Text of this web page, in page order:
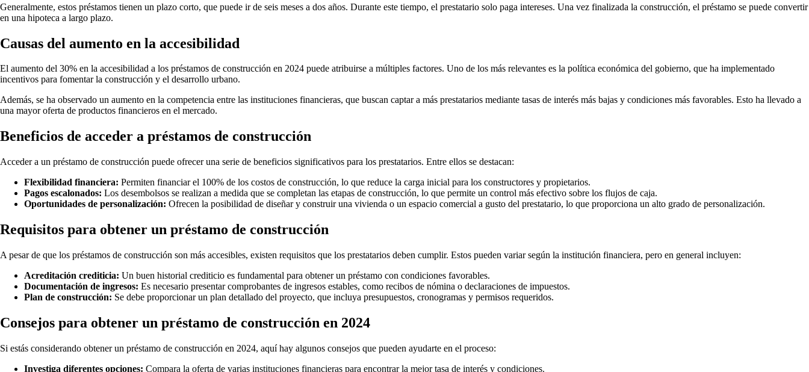
Generalmente, estos préstamos tienen un plazo corto, que puede ir de seis meses a dos años. Durante este tiempo, el prestatario solo paga intereses. Una vez finalizada la construcción, el préstamo se puede convertir
en una hipoteca a largo plazo.
Causas del aumento en la accesibilidad
El aumento del 30% en la accesibilidad a los préstamos de construcción en 2024 puede atribuirse a múltiples factores. Uno de los más relevantes es la política económica del gobierno, que ha implementado
incentivos para fomentar la construcción y el desarrollo urbano.
Además, se ha observado un aumento en la competencia entre las instituciones financieras, que buscan captar a más prestatarios mediante tasas de interés más bajas y condiciones más favorables. Esto ha llevado a
una mayor oferta de productos financieros en el mercado.
Beneficios de acceder a préstamos de construcción
Acceder a un préstamo de construcción puede ofrecer una serie de beneficios significativos para los prestatarios. Entre ellos se destacan:
Flexibilidad financiera: Permiten financiar el 100% de los costos de construcción, lo que reduce la carga inicial para los constructores y propietarios.
Pagos escalonados: Los desembolsos se realizan a medida que se completan las etapas de construcción, lo que permite un control más efectivo sobre los flujos de caja.
Oportunidades de personalización: Ofrecen la posibilidad de diseñar y construir una vivienda o un espacio comercial a gusto del prestatario, lo que proporciona un alto grado de personalización.
Requisitos para obtener un préstamo de construcción
A pesar de que los préstamos de construcción son más accesibles, existen requisitos que los prestatarios deben cumplir. Estos pueden variar según la institución financiera, pero en general incluyen:
Acreditación crediticia: Un buen historial crediticio es fundamental para obtener un préstamo con condiciones favorables.
Documentación de ingresos: Es necesario presentar comprobantes de ingresos estables, como recibos de nómina o declaraciones de impuestos.
Plan de construcción: Se debe proporcionar un plan detallado del proyecto, que incluya presupuestos, cronogramas y permisos requeridos.
Consejos para obtener un préstamo de construcción en 2024
Si estás considerando obtener un préstamo de construcción en 2024, aquí hay algunos consejos que pueden ayudarte en el proceso:
Investiga diferentes opciones: Compara la oferta de varias instituciones financieras para encontrar la mejor tasa de interés y condiciones.